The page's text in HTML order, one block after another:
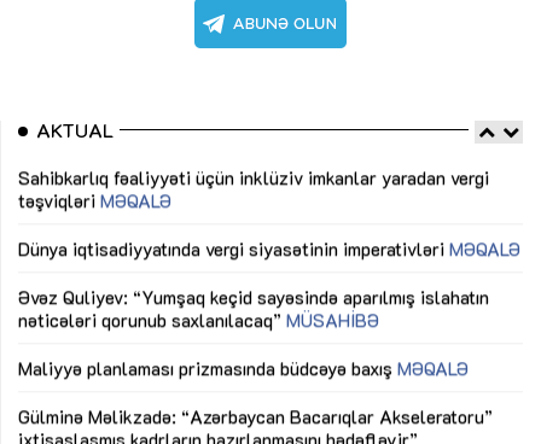
AKTUAL
Sahibkarlıq fəaliyyəti üçün inklüziv imkanlar yaradan vergi
təşviqləri MƏQALƏ
Dünya iqtisadiyyatında vergi siyasətinin imperativləri MƏQALƏ
Əvəz Quliyev: “Yumşaq keçid sayəsində aparılmış islahatın
nəticələri qorunub saxlanılacaq” MÜSAHİBƏ
Maliyyə planlaması prizmasında büdcəyə baxış MƏQALƏ
Gülminə Məlikzadə: “Azərbaycan Bacarıqlar Akseleratoru”
ixtisaslaşmış kadrların hazırlanmasını hədəfləyir”